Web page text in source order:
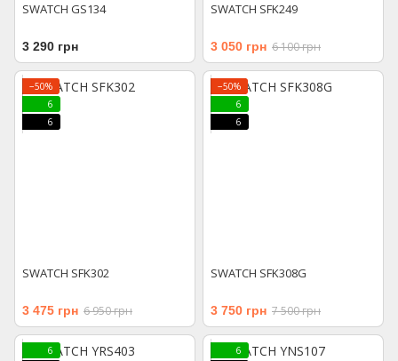
SWATCH GS134
3 290 грн
SWATCH SFK249
3 050 грн 6 100 грн
−50%
6
6
SWATCH SFK302
3 475 грн 6 950 грн
−50%
6
6
SWATCH SFK308G
3 750 грн 7 500 грн
6
6